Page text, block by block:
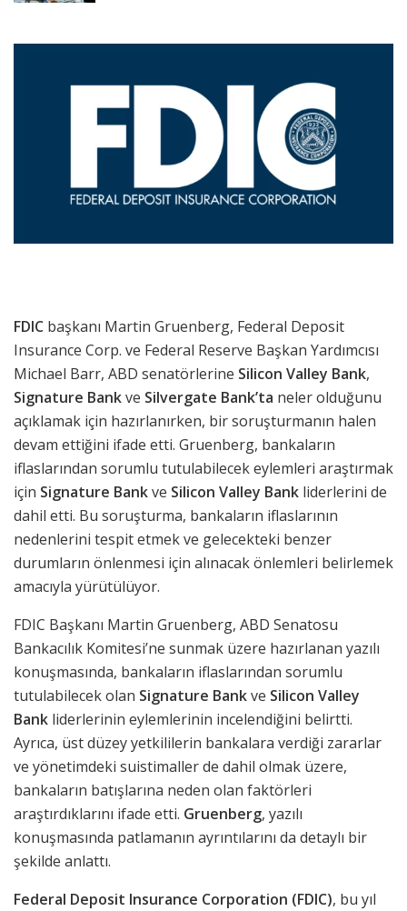
FDIC başkanı Martin Gruenberg, Federal Deposit
Insurance Corp. ve Federal Reserve Başkan Yardımcısı
Michael Barr, ABD senatörlerine Silicon Valley Bank,
Signature Bankve Silvergate Bank’ta neler olduğunu
açıklamak için hazırlanırken, bir soruşturmanın halen
devam ettiğini ifade etti. Gruenberg, bankaların
iflaslarından sorumlu tutulabilecek eylemleri araştırmak
için Signature Bankve Silicon Valley Bank liderlerini de
dahil etti. Bu soruşturma, bankaların iflaslarının
nedenlerini tespit etmek ve gelecekteki benzer
durumların önlenmesi için alınacak önlemleri belirlemek
amacıyla yürütülüyor.
FDIC Başkanı Martin Gruenberg, ABD Senatosu
Bankacılık Komitesi’ne sunmak üzere hazırlanan yazılı
konuşmasında, bankaların iflaslarından sorumlu
tutulabilecek olan Signature Bankve Silicon Valley
Bank liderlerinin eylemlerinin incelendiğini belirtti.
Ayrıca, üst düzey yetkililerin bankalara verdiği zararlar
ve yönetimdeki suistimaller de dahil olmak üzere,
bankaların batışlarına neden olan faktörleri
araştırdıklarını ifade etti. Gruenberg, yazılı
konuşmasında patlamanın ayrıntılarını da detaylı bir
şekilde anlattı.
Federal Deposit Insurance Corporation (FDIC), bu yıl